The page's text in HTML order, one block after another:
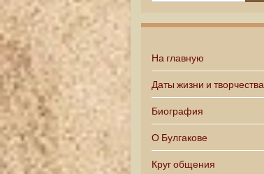
На главную
Даты жизни и творчества
Биография
О Булгакове
Круг общения